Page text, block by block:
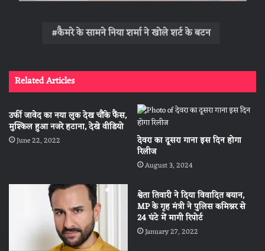
कैमरे के सामने निया शर्मा ने खोले शर्ट के बटन
Related Articles
उर्फी जावेद का नया लुक देख चौंके फैंस,
मुश्किल हुआ नजरे हटाना, देखे वीडियो
June 22, 2022 देवरा का दूसरा गाना इस दिन होगा
रिलीज
August 3, 2024
श्वेता तिवारी ने दिया विवादित बयान,
MP के गृह मंत्री ने पुलिस कमिश्नर से
24 घंटे में मागी रिपोर्ट
January 27, 2022